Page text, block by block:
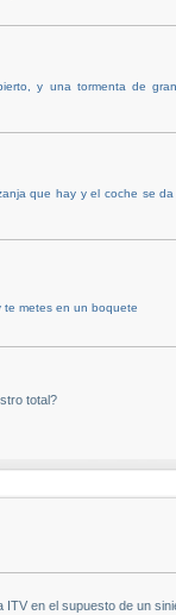
y una tormenta de
que hay y el coche se
te metes en un boquete
total?
en el supuesto de un